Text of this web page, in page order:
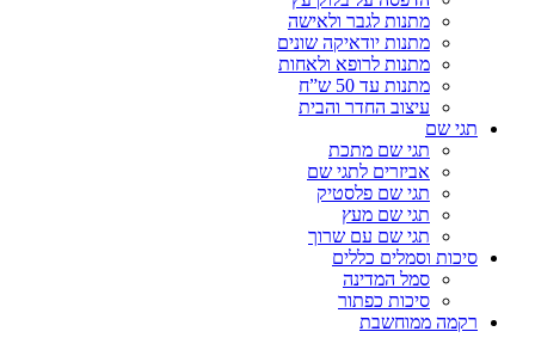
מתנות לגבר ולאישה
מתנות יודאיקה שונים
מתנות לרופא ולאחות
מתנות עד 50 ש”ח
עיצוב החדר והבית
תגי שם
תגי שם מתכת
אביזרים לתגי שם
תגי שם פלסטיק
תגי שם מעץ
תגי שם עם שרוך
סיכות וסמלים כללים
סמל המדינה
סיכות כפתור
רקמה ממוחשבת